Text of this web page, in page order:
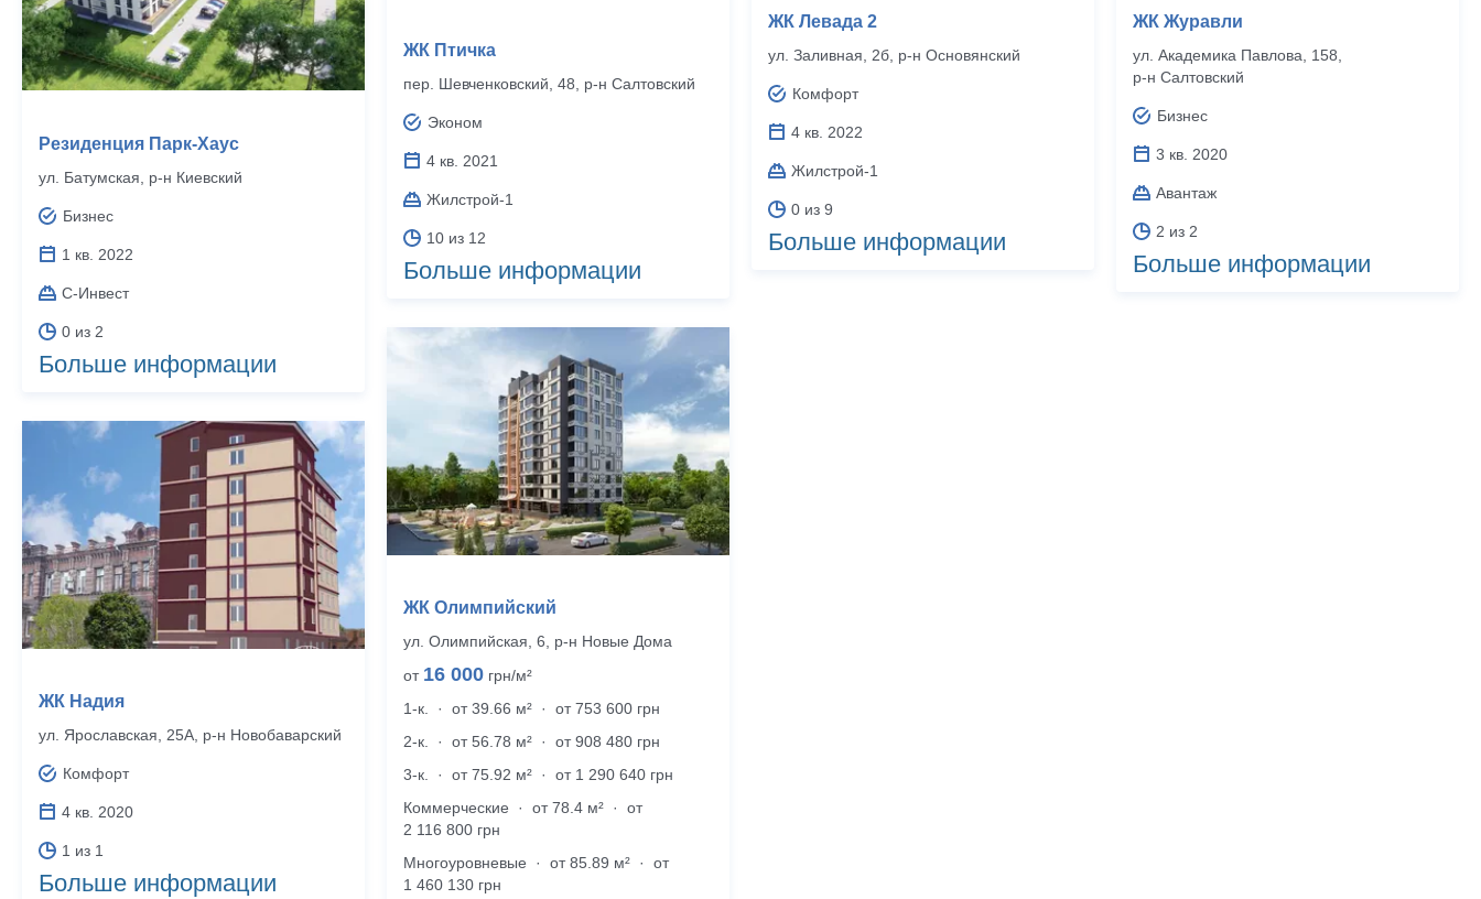
Резиденция Парк-Хаус
ул. Батумская, р‑н Киевский
Бизнес
1 кв. 2022
С-Инвест
0 из 2
Больше информации
ЖК Птичка
пер. Шевченковский, 48, р‑н Салтовский
Эконом
4 кв. 2021
Жилстрой-1
10 из 12
Больше информации
ЖК Левада 2
ул. Заливная, 2б, р‑н Основянский
Комфорт
4 кв. 2022
Жилстрой-1
0 из 9
Больше информации
ЖК Журавли
ул. Академика Павлова, 158,
р‑н Салтовский
Бизнес
3 кв. 2020
Авантаж
2 из 2
Больше информации
ЖК Надия
ул. Ярославская, 25А, р‑н Новобаварский
Комфорт
4 кв. 2020
1 из 1
Больше информации
ЖК Олимпийский
ул. Олимпийская, 6, р‑н Новые Дома
от 16 000 грн/м²
1-к.
· от 39.66 м² ·
от 753 600 грн
2-к.
· от 56.78 м² ·
от 908 480 грн
3-к.
· от 75.92 м² ·
от 1 290 640 грн
Коммерческие
· от 78.4 м² ·
от
2 116 800 грн
Много­уровневые
· от 85.89 м² ·
от
1 460 130 грн